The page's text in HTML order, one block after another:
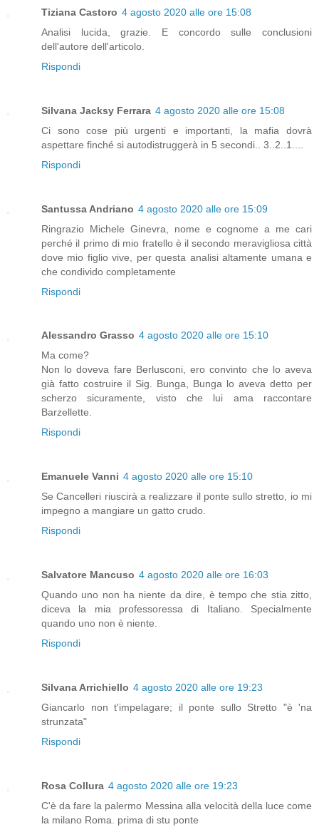
Tiziana Castoro 4 agosto 2020 alle ore 15:08
Analisi lucida, grazie. E concordo sulle conclusioni
dell'autore dell'articolo.
Rispondi
Silvana Jacksy Ferrara 4 agosto 2020 alle ore 15:08
Ci sono cose più urgenti e importanti, la mafia dovrà
aspettare finché si autodistruggerà in 5 secondi.. 3..2..1....
Rispondi
Santussa Andriano 4 agosto 2020 alle ore 15:09
Ringrazio Michele Ginevra, nome e cognome a me cari
perché il primo di mio fratello è il secondo meravigliosa città
dove mio figlio vive, per questa analisi altamente umana e
che condivido completamente
Rispondi
Alessandro Grasso 4 agosto 2020 alle ore 15:10
Ma come?
Non lo doveva fare Berlusconi, ero convinto che lo aveva
già fatto costruire il Sig. Bunga, Bunga lo aveva detto per
scherzo sicuramente, visto che lui ama raccontare
Barzellette.
Rispondi
Emanuele Vanni 4 agosto 2020 alle ore 15:10
Se Cancelleri riuscirà a realizzare il ponte sullo stretto, io mi
impegno a mangiare un gatto crudo.
Rispondi
Salvatore Mancuso 4 agosto 2020 alle ore 16:03
Quando uno non ha niente da dire, è tempo che stia zitto,
diceva la mia professoressa di Italiano. Specialmente
quando uno non è niente.
Rispondi
Silvana Arrichiello 4 agosto 2020 alle ore 19:23
Giancarlo non t'impelagare; il ponte sullo Stretto "è 'na
strunzata"
Rispondi
Rosa Collura 4 agosto 2020 alle ore 19:23
C'è da fare la palermo Messina alla velocità della luce come
la milano Roma. prima di stu ponte